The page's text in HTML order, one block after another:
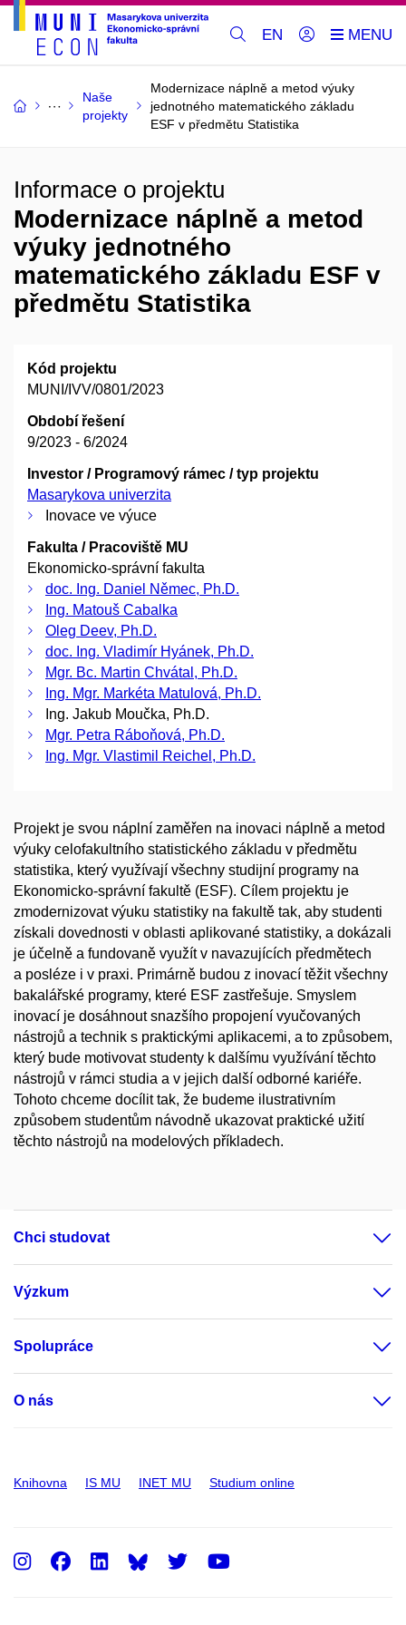
EN
Naše
projekty
Modernizace náplně a metod výuky
jednotného matematického základu
ESF v předmětu Statistika
Informace o projektu
Modernizace náplně a metod
výuky jednotného
matematického základu ESF v
předmětu Statistika
Kód projektu
MUNI/IVV/0801/2023
Období řešení
9/2023 - 6/2024
Investor / Programový rámec / typ projektu
Masarykova univerzita
Inovace ve výuce
Fakulta / Pracoviště MU
Ekonomicko-správní fakulta
doc. Ing. Daniel Němec, Ph.D.
Ing. Matouš Cabalka
Oleg Deev, Ph.D.
doc. Ing. Vladimír Hyánek, Ph.D.
Mgr. Bc. Martin Chvátal, Ph.D.
Ing. Mgr. Markéta Matulová, Ph.D.
Ing. Jakub Moučka, Ph.D.
Mgr. Petra Ráboňová, Ph.D.
Ing. Mgr. Vlastimil Reichel, Ph.D.
Projekt je svou náplní zaměřen na inovaci náplně a metod
výuky celofakultního statistického základu v předmětu
statistika, který využívají všechny studijní programy na
Ekonomicko-správní fakultě (ESF). Cílem projektu je
zmodernizovat výuku statistiky na fakultě tak, aby studenti
získali dovednosti v oblasti aplikované statistiky, a dokázali
je účelně a fundovaně využít v navazujících předmětech
a posléze i v praxi. Primárně budou z inovací těžit všechny
bakalářské programy, které ESF zastřešuje. Smyslem
inovací je dosáhnout snazšího propojení vyučovaných
nástrojů a technik s praktickými aplikacemi, a to způsobem,
který bude motivovat studenty k dalšímu využívání těchto
nástrojů v rámci studia a v jejich další odborné kariéře.
Tohoto chceme docílit tak, že budeme ilustrativním
způsobem studentům návodně ukazovat praktické užití
těchto nástrojů na modelových příkladech.
Chci studovat
Výzkum
Spolupráce
O nás
Knihovna IS MU INET MU Studium online
Instagram
Facebook
LinkedInTwitter